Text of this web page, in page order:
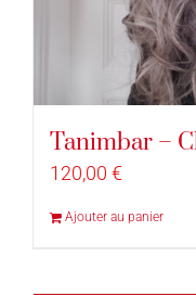
Tanimbar –
120,00 €
Ajouter au panier